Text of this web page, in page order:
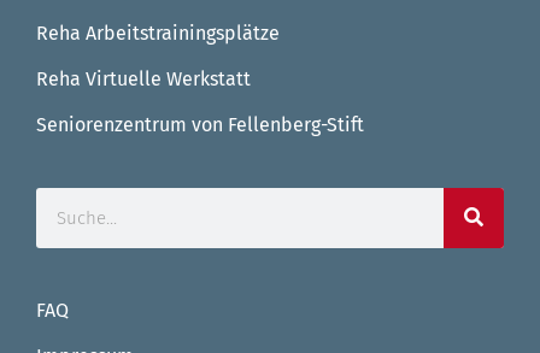
Reha Arbeitstrainingsplätze
Reha Virtuelle Werkstatt
Seniorenzentrum von Fellenberg-Stift
FAQ